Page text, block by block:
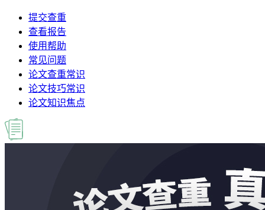
提交查重
查看报告
使用帮助
常见问题
论文查重常识
论文技巧常识
论文知识焦点